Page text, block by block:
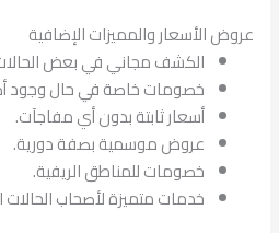
عروض الأسعار والمميزات الإضافية
الكشف مجاني في بعض
خصومات خاصة في حال وجود
أسعار ثابتة بدون أي مفاجآت.
عروض موسمية بصفة دورية.
خصومات للمناطق الريفية.
خدمات متميزة لأصحاب الحالات